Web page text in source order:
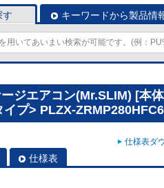
す キーワードから製品情
ジエアコン(Mr.SLIM) [本
プ> PLZX-ZRMP280HFC6
仕様表ダ
仕様表